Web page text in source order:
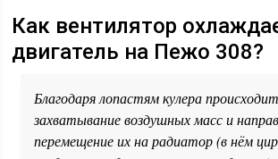
Как вентилятор
двигатель на Пежо 308?
Благодаря лопастям кулера происходит
захватывание воздушных масс и
перемещение их на радиатор (в нём